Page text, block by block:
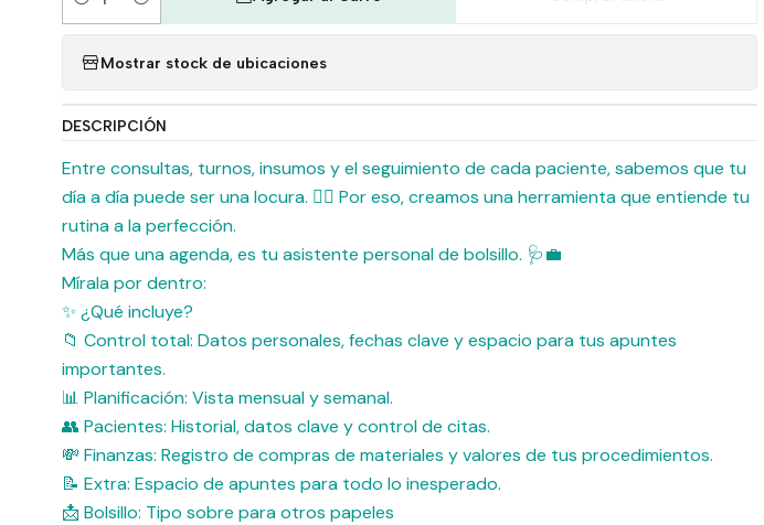
Cantidad
Mostrar stock de ubicaciones
DESCRIPCIÓN
​Entre consultas, turnos, insumos y el seguimiento de cada paciente, sabemos que tu
día a día puede ser una locura. 😮‍💨 Por eso, creamos una herramienta que entiende tu
rutina a la perfección.
​Más que una agenda, es tu asistente personal de bolsillo. 🩺💼
​Mírala por dentro:
​✨ ¿Qué incluye?
​📁 Control total: Datos personales, fechas clave y espacio para tus apuntes
importantes.
📊 Planificación: Vista mensual y semanal.
👥 Pacientes: Historial, datos clave y control de citas.
💸 Finanzas: Registro de compras de materiales y valores de tus procedimientos.
📝 Extra: Espacio de apuntes para todo lo inesperado.
📩 Bolsillo: Tipo sobre para otros papeles